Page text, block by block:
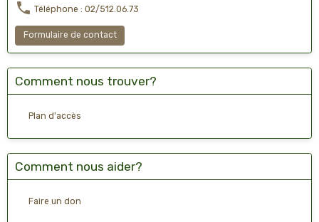
Téléphone : 02/512.06.73
Formulaire de contact
Comment nous trouver?
Plan d'accès
Comment nous aider?
Faire un don